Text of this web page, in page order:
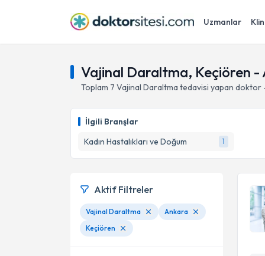
Uzmanlar
Vajinal Daraltma, Keçiören -
Toplam 7 Vajinal Daraltma tedavisi yapan doktor
İlgili Branşlar
Kadın Hastalıkları ve Doğum
1
Aktif Filtreler
Vajinal Daraltma
Ankara
Keçiören